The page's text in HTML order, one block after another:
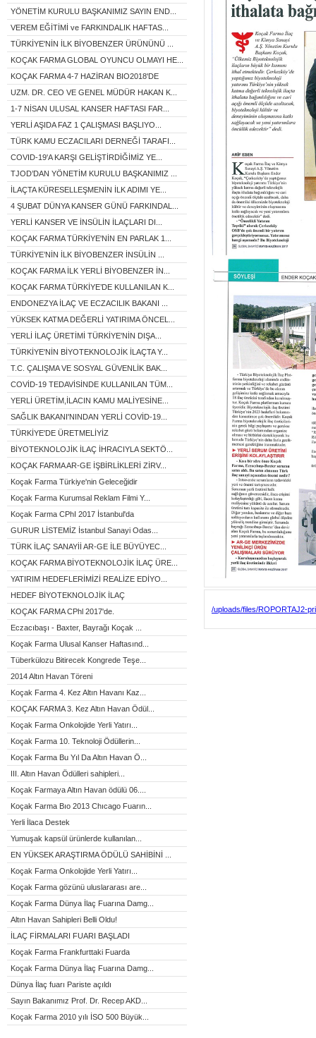
YÖNETİM KURULU BAŞKANIMIZ SAYIN END...
VEREM EĞİTİMİ ve FARKINDALIK HAFTAS...
TÜRKİYE'NİN İLK BİYOBENZER ÜRÜNÜNÜ ...
KOÇAK FARMA GLOBAL OYUNCU OLMAYI HE...
KOÇAK FARMA 4-7 HAZİRAN BIO2018'DE
UZM. DR. CEO VE GENEL MÜDÜR HAKAN K...
1-7 NİSAN ULUSAL KANSER HAFTASI FAR...
YERLİ AŞIDA FAZ 1 ÇALIŞMASI BAŞLIYO...
TÜRK KAMU ECZACILARI DERNEĞİ TARAFI...
COVID-19'A KARŞI GELİŞTİRDİĞİMİZ YE...
TJOD’DAN YÖNETİM KURULU BAŞKANIMIZ ...
İLAÇTA KÜRESELLEŞMENİN İLK ADIMI YE...
4 ŞUBAT DÜNYA KANSER GÜNÜ FARKINDAL...
YERLİ KANSER VE İNSÜLİN İLAÇLARI DI...
KOÇAK FARMA TÜRKİYE'NİN EN PARLAK 1...
TÜRKİYE’NİN İLK BİYOBENZER İNSÜLİN ...
KOÇAK FARMA İLK YERLİ BİYOBENZER İN...
KOÇAK FARMA TÜRKİYE’DE KULLANILAN K...
ENDONEZYA İLAÇ VE ECZACILIK BAKANI ...
YÜKSEK KATMA DEĞERLİ YATIRIMA ÖNCEL...
YERLİ İLAÇ ÜRETİMİ TÜRKİYE'NİN DIŞA...
TÜRKİYE'NİN BİYOTEKNOLOJİK İLAÇTA Y...
T.C. ÇALIŞMA VE SOSYAL GÜVENLİK BAK...
COVİD-19 TEDAVİSİNDE KULLANILAN TÜM...
YERLİ ÜRETİM,İLACIN KAMU MALİYESİNE...
SAĞLIK BAKANI'NINDAN YERLİ COVİD-19...
TÜRKİYE'DE ÜRETMELİYİZ
BİYOTEKNOLOJİK İLAÇ İHRACIYLA SEKTÖ...
KOÇAK FARMA AR-GE İŞBİRLİKLERİ ZİRV...
Koçak Farma Türkiye'nin Geleceğidir
Koçak Farma Kurumsal Reklam Filmi Y...
Koçak Farma CPhI 2017 İstanbul'da
GURUR LİSTEMİZ İstanbul Sanayi Odas...
TÜRK İLAÇ SANAYİİ AR-GE İLE BÜYÜYEC...
KOÇAK FARMA BİYOTEKNOLOJİK İLAÇ ÜRE...
YATIRIM HEDEFLERİMİZİ REALİZE EDİYO...
HEDEF BİYOTEKNOLOJİK İLAÇ
KOÇAK FARMA CPhl 2017'de.
Eczacıbaşı - Baxter, Bayrağı Koçak ...
Koçak Farma Ulusal Kanser Haftasınd...
Tüberkülozu Bitirecek Kongrede Teşe...
2014 Altın Havan Töreni
Koçak Farma 4. Kez Altın Havanı Kaz...
KOÇAK FARMA 3. Kez Altın Havan Ödül...
Koçak Farma Onkolojide Yerli Yatırı...
Koçak Farma 10. Teknoloji Ödüllerin...
Koçak Farma Bu Yıl Da Altın Havan Ö...
III. Altın Havan Ödülleri sahipleri...
Koçak Farmaya Altın Havan ödülü 06....
Koçak Farma Bıo 2013 Chıcago Fuarın...
Yerli İlaca Destek
Yumuşak kapsül ürünlerde kullanılan...
EN YÜKSEK ARAŞTIRMA ÖDÜLÜ SAHİBİNİ ...
Koçak Farma Onkolojide Yerli Yatırı...
Koçak Farma gözünü uluslararası are...
Koçak Farma Dünya İlaç Fuarına Damg...
Altın Havan Sahipleri Belli Oldu!
İLAÇ FİRMALARI FUARI BAŞLADI
Koçak Farma Frankfurttaki Fuarda
Koçak Farma Dünya İlaç Fuarına Damg...
Dünya İlaç fuarı Pariste açıldı
Sayın Bakanımız Prof. Dr. Recep AKD...
Koçak Farma 2010 yılı İSO 500 Büyük...
/uploads/files/ROPORTAJ2-